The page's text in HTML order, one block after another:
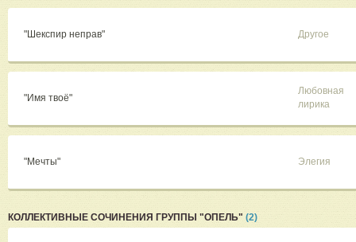
"Шекспир неправ" Другое
"Имя твоё"
Любовная
лирика
"Мечты" Элегия
КОЛЛЕКТИВНЫЕ СОЧИНЕНИЯ ГРУППЫ "ОПЕЛЬ" (2)